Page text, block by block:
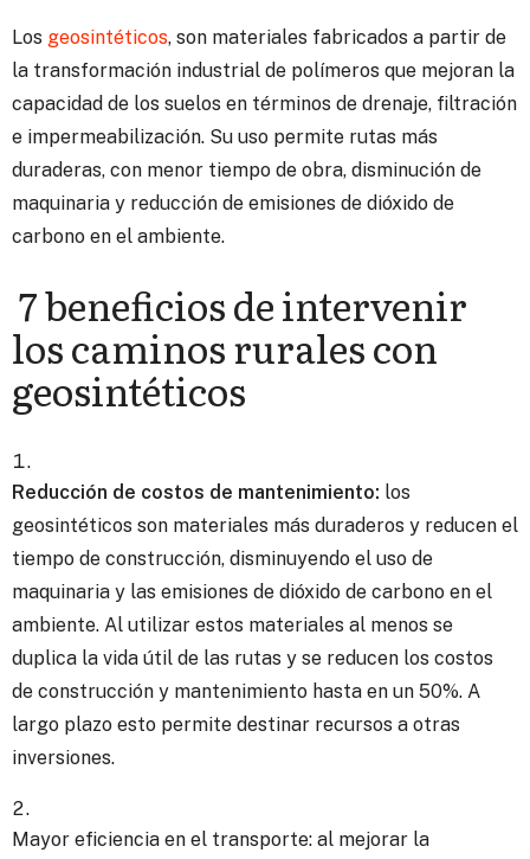
Los geosintéticos, son materiales fabricados a partir de
la transformación industrial de polímeros que mejoran la
capacidad de los suelos en términos de drenaje, filtración
e impermeabilización. Su uso permite rutas más
duraderas, con menor tiempo de obra, disminución de
maquinaria y reducción de emisiones de dióxido de
carbono en el ambiente.
7 beneficios de intervenir
los caminos rurales con
geosintéticos
Reducción de costos de mantenimiento: los
geosintéticos son materiales más duraderos y reducen el
tiempo de construcción, disminuyendo el uso de
maquinaria y las emisiones de dióxido de carbono en el
ambiente. Al utilizar estos materiales al menos se
duplica la vida útil de las rutas y se reducen los costos
de construcción y mantenimiento hasta en un 50%. A
largo plazo esto permite destinar recursos a otras
inversiones.
Mayor eficiencia en el transporte: al mejorar la